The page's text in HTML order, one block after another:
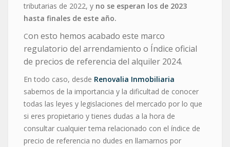
tributarias de 2022, y no se esperan los de 2023
hasta finales de este año.
Con esto hemos acabado este marco
regulatorio del arrendamiento o Índice oficial
de precios de referencia del alquiler 2024.
En todo caso, desde Renovalia Inmobiliaria
sabemos de la importancia y la dificultad de conocer
todas las leyes y legislaciones del mercado por lo que
si eres propietario y tienes dudas a la hora de
consultar cualquier tema relacionado con el índice de
precio de referencia no dudes en llamarnos por